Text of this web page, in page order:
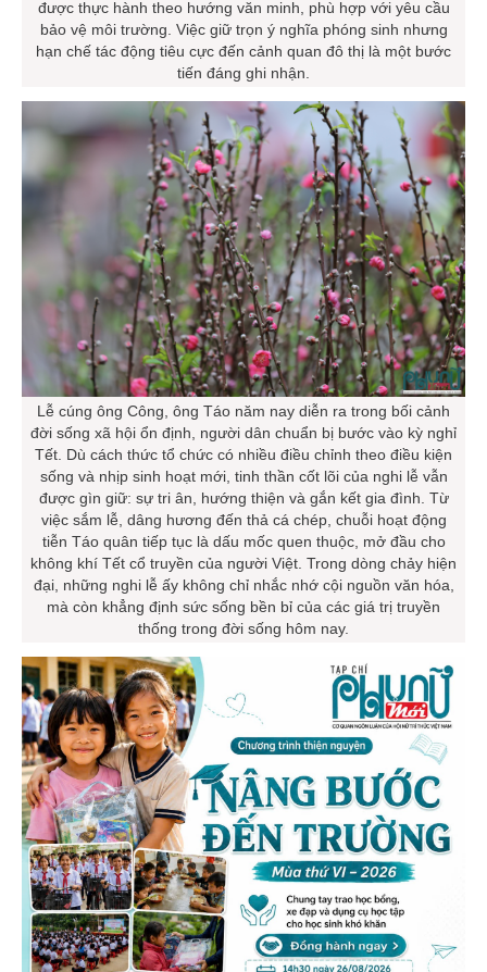
được thực hành theo hướng văn minh, phù hợp với yêu cầu
bảo vệ môi trường. Việc giữ trọn ý nghĩa phóng sinh nhưng
hạn chế tác động tiêu cực đến cảnh quan đô thị là một bước
tiến đáng ghi nhận.
Lễ cúng ông Công, ông Táo năm nay diễn ra trong bối cảnh
đời sống xã hội ổn định, người dân chuẩn bị bước vào kỳ nghỉ
Tết. Dù cách thức tổ chức có nhiều điều chỉnh theo điều kiện
sống và nhịp sinh hoạt mới, tinh thần cốt lõi của nghi lễ vẫn
được gìn giữ: sự tri ân, hướng thiện và gắn kết gia đình. Từ
việc sắm lễ, dâng hương đến thả cá chép, chuỗi hoạt động
tiễn Táo quân tiếp tục là dấu mốc quen thuộc, mở đầu cho
không khí Tết cổ truyền của người Việt. Trong dòng chảy hiện
đại, những nghi lễ ấy không chỉ nhắc nhớ cội nguồn văn hóa,
mà còn khẳng định sức sống bền bỉ của các giá trị truyền
thống trong đời sống hôm nay.